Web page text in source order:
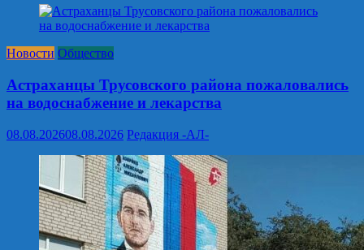
Новости Общество
Астраханцы Трусовского района пожаловались
на водоснабжение и лекарства
08.08.202608.08.2026 Редакция -АЛ-